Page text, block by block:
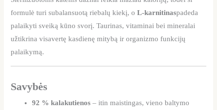
formulė turi subalansuotą riebalų kiekį, oL-karnitinaspadeda
palaikyti sveiką kūno svorį. Taurinas, vitaminai bei mineralai
užtikrina visavertę kasdienę mitybą ir organizmo funkcijų
palaikymą.
Savybės
92 % kalakutienos – itin maistingas, vieno baltymo